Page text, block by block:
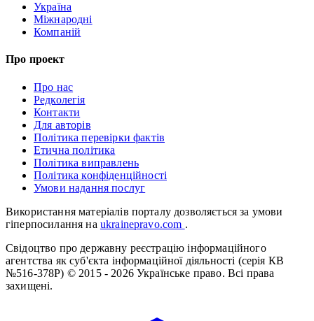
Україна
Міжнародні
Компаній
Про проект
Про нас
Редколегія
Контакти
Для авторів
Політика перевірки фактів
Етична політика
Політика виправлень
Політика конфіденційності
Умови надання послуг
Використання матеріалів порталу дозволяється за умови
гіперпосилання на ukrainepravo.com .
Свідоцтво про державну реєстрацію інформаційного
агентства як суб'єкта інформаційної діяльності (серія КВ
№516-378Р) © 2015 - 2026 Українське право. Всі права
захищені.